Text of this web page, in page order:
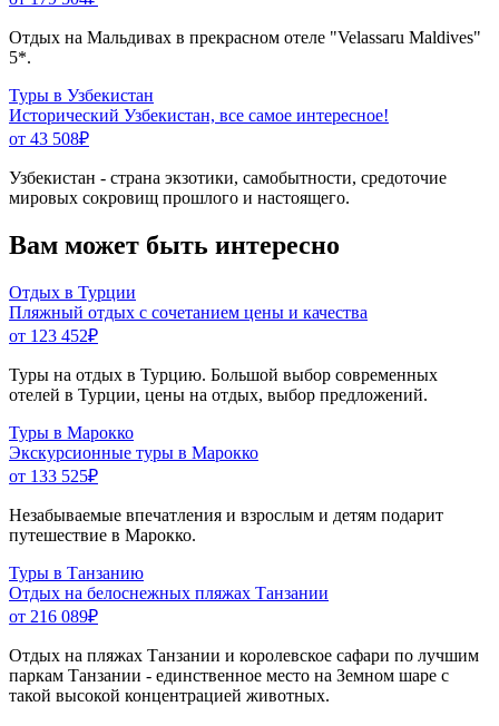
Отдых на Мальдивах в прекрасном отеле "Velassaru Maldives"
5*.
Туры в Узбекистан
Исторический Узбекистан, все самое интересное!
от 43 508₽
Узбекистан - страна экзотики, самобытности, средоточие
мировых сокровищ прошлого и настоящего.
Вам может быть интересно
Отдых в Турции
Пляжный отдых с сочетанием цены и качества
от 123 452₽
Туры на отдых в Турцию. Большой выбор современных
отелей в Турции, цены на отдых, выбор предложений.
Туры в Марокко
Экскурсионные туры в Марокко
от 133 525₽
Незабываемые впечатления и взрослым и детям подарит
путешествие в Марокко.
Туры в Танзанию
Отдых на белоснежных пляжах Танзании
от 216 089₽
Отдых на пляжах Танзании и королевское сафари по лучшим
паркам Танзании - единственное место на Земном шаре с
такой высокой концентрацией животных.